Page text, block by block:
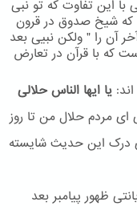
این تفاوت که تو نبی
) این تعبیری است که شیخ صدوق در قرون
آن را " ولکن نبیی بعد
که با قرآن در تعارض
یا ایها الناس حلالی
ای مردم حلال من تا روز
درک این حدیث شایسته
ظهور پیامبر بعد